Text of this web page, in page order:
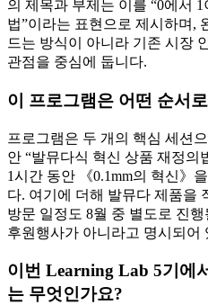
의 제목과 부제는 이를 “0에서
법”이라는 표현으로 제시하며,
드는 방식이 아니라 기존 시장
관점을 중심에 둡니다.
이 프로그램은 어떤 순서
프로그램은 두 개의 핵심 세션
안 “발뮤다식 혁신 상품 재정의
1시간 동안 《0.1mm의 혁신》
다. 여기에 더해 발뮤다 제품을
방문 일정도 8월 중 별도로 진
후원행사가 아니라고 명시되어
이번 Learning Lab 5기에
는 무엇인가요?